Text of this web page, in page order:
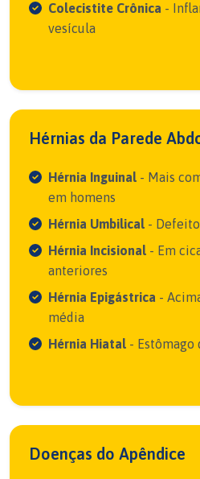
Colecistite Crônica -
vesícula
Hérnias da Parede
Hérnia Inguinal - Mais
em homens
Hérnia Umbilical -
Hérnia Incisional - Em
anteriores
Hérnia Epigástrica -
média
Hérnia Hiatal - Estômago
Doenças do Apêndice